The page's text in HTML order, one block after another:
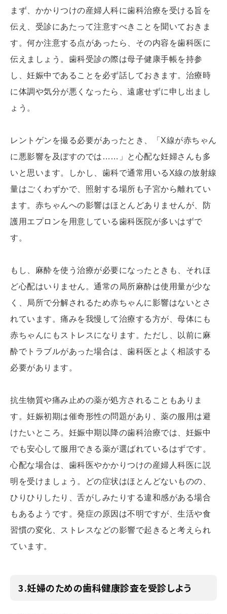
まず、かかりつけの産婦人科に歯科治療を受ける旨を
伝え、受診にあたって注意すべきことを聞いておきま
す。何か注意する点があったら、その内容を歯科医に
伝えましょう。歯科受診の際は母子健康手帳を持参
し、妊娠中であることを必ず話しておきます。治療時
に体調や気分が悪くなったら、遠慮せずに申し出まし
ょう。
レントゲンを撮る必要があったとき、「X線が赤ちゃん
に悪影響を及ぼすのでは……」と心配な妊婦さんも多
いと思います。しかし、歯科で通常用いるX線の放射線
量はごくわずかで、照射する場所も子宮から離れてい
ます。赤ちゃんへの影響はほとんどありませんが、防
護用エプロンを用意している歯科医院が多いはずで
す。
もし、麻酔を使う治療が必要になったときも、それほ
ど心配はいりません。通常の局所麻酔は使用量が少な
く、局所で分解されるため赤ちゃんに影響はないとさ
れています。痛みを我慢して治療する方が、母体にも
赤ちゃんにもストレスになります。ただし、以前に麻
酔でトラブルがあった場合は、歯科医とよく相談する
必要があります。
抗生物質や痛み止めの薬が処方されることもありま
す。妊娠初期は催奇形性の問題があり、薬の服用は避
けたいところ。妊娠中期以降の歯科治療では、妊娠中
でも安心して服用できる薬が選ばれているはずです。
心配な場合は、歯科医やかかりつけの産婦人科医に説
明を受けましょう。どの症状はほとんどないものの、
ひりひりしたり、舌がしみたりする違和感がある場合
もあるようです。発症の原因は不明ですが、生活や食
習慣の変化、ストレスなどの影響で起きると考えられ
ています。
3.妊婦のための歯科健康診査を受診しよう